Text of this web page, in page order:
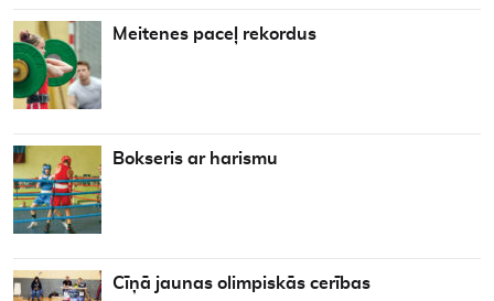
Meitenes paceļ rekordus
Bokseris ar harismu
Cīņā jaunas olimpiskās cerības